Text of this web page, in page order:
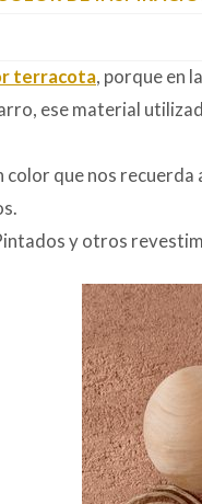
terracota, porque en
ese material
color que nos
y otros